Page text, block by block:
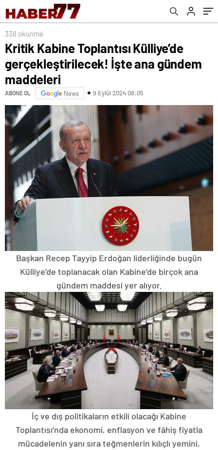
338 okunma
Kritik Kabine Toplantısı Külliye’de
gerçekleştirilecek! İşte ana gündem
maddeleri
ABONE OL News 9 Eylül 2024 08:05
Başkan Recep Tayyip Erdoğan liderliğinde bugün
Külliye’de toplanacak olan Kabine’de birçok ana
gündem maddesi yer alıyor.
İç ve dış politikaların etkili olacağı Kabine
Toplantısı’nda ekonomi, enflasyon ve fâhiş fiyatla
mücadelenin yanı sıra teğmenlerin kılıçlı yemini,